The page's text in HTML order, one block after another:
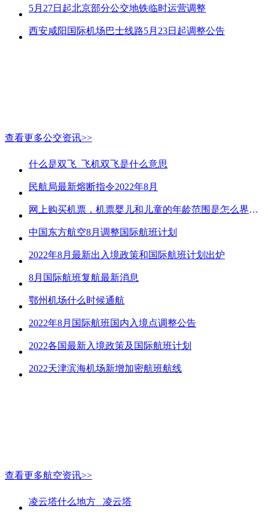
5月27日起北京部分公交地铁临时运营调整
西安咸阳国际机场巴士线路5月23日起调整公告
查看更多公交资讯>>
什么是双飞_飞机双飞是什么意思
民航局最新熔断指令2022年8月
网上购买机票，机票婴儿和儿童的年龄范围是怎么界定的？
中国东方航空8月调整国际航班计划
2022年8月最新出入境政策和国际航班计划出炉
8月国际航班复航最新消息
鄂州机场什么时候通航
2022年8月国际航班国内入境点调整公告
2022各国最新入境政策及国际航班计划
2022天津滨海机场新增加密航班航线
查看更多航空资讯>>
凌云塔什么地方_ 凌云塔